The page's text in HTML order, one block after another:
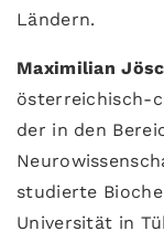
Ländern.
Maximilian
österreichisch-
der in den
studierte
Universität in